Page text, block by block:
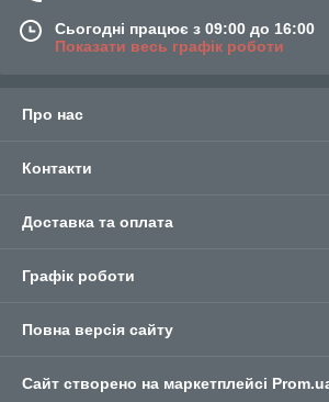
Сьогодні працює з 09:00 до 16:00
Показати весь графік роботи
Про нас
Контакти
Доставка та оплата
Графік роботи
Повна версія сайту
Сайт створено на маркетплейсі